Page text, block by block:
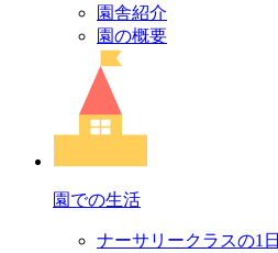
園舎紹介
園の概要
園での生活
ナーサリークラスの1日